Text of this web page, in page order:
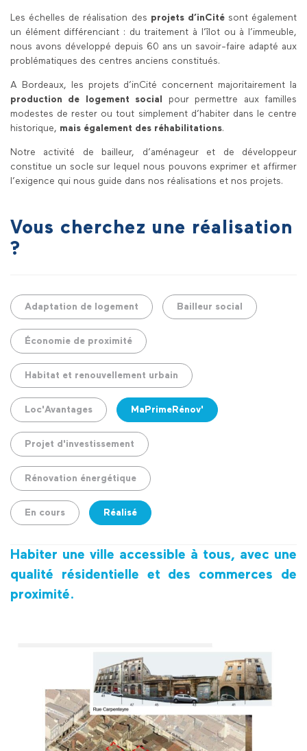
Les échelles de réalisation des projets d’inCitésont également
un élément différenciant : du traitement à l’îlot ou à l’immeuble,
nous avons développé depuis 60 ans un savoir-faire adapté aux
problématiques des centres anciens constitués.
A Bordeaux, les projets d’inCité concernent majoritairement la
production de logement social
pour permettre aux familles
modestes de rester ou tout simplement d’habiter dans le centre
historique, mais également des réhabilitations.
Notre activité de bailleur, d’aménageur et de développeur
constitue un socle sur lequel nous pouvons exprimer et affirmer
l’exigence qui nous guide dans nos réalisations et nos projets.
Vous cherchez une réalisation
?
Adaptation de logement Bailleur social
Économie de proximité
Habitat et renouvellement urbain
Loc'Avantages MaPrimeRénov'
Projet d'investissement
Rénovation énergétique
En cours Réalisé
Habiter une ville accessible à tous, avec une
qualité résidentielle et des commerces de
proximité.